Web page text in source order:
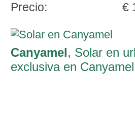
Precio:
€
Canyamel, Solar en
exclusiva en Canyamel